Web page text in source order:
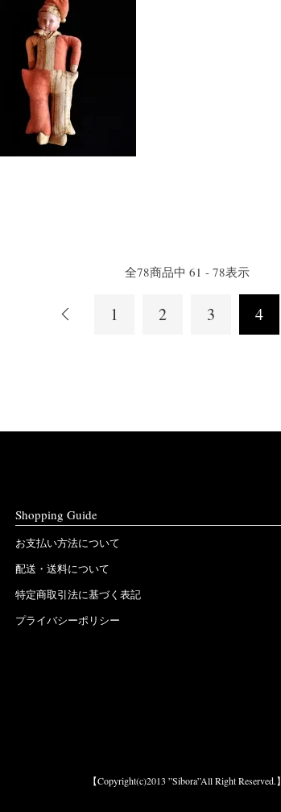
全78商品中 61 - 78表示
1 2 3 4
Shopping Guide
お支払い方法について
配送・送料について
特定商取引法に基づく表記
プライバシーポリシー
【Copyright(c)2013 ”Sibora”All Right Reserved.】